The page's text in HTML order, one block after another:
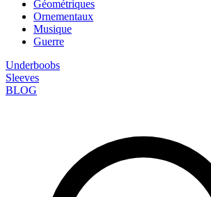
Géométriques
Ornementaux
Musique
Guerre
Underboobs
Sleeves
BLOG